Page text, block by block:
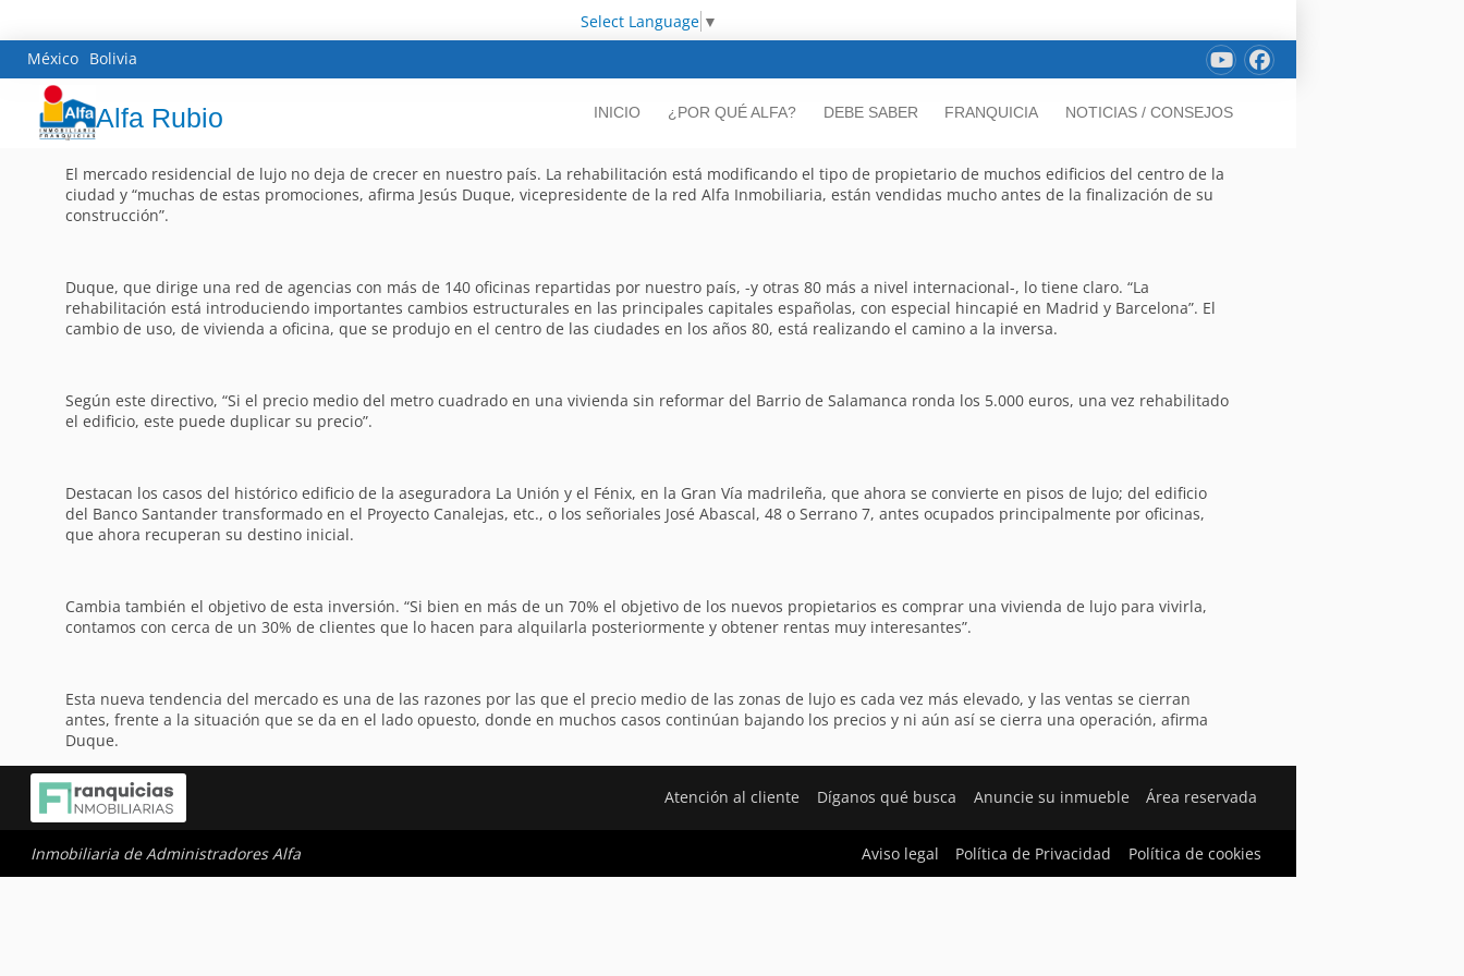
Select Language ▼
México Bolivia
Alfa Rubio INICIO ¿POR QUÉ ALFA? DEBE SABER FRANQUICIA NOTICIAS / CONSEJOS
El mercado residencial de lujo no deja de crecer en nuestro país. La rehabilitación está modificando el tipo de propietario de muchos edificios del centro de la
ciudad y “muchas de estas promociones, afirma Jesús Duque, vicepresidente de la red Alfa Inmobiliaria, están vendidas mucho antes de la finalización de su
construcción”.
Duque, que dirige una red de agencias con más de 140 oficinas repartidas por nuestro país, -y otras 80 más a nivel internacional-, lo tiene claro. “La
rehabilitación está introduciendo importantes cambios estructurales en las principales capitales españolas, con especial hincapié en Madrid y Barcelona”. El
cambio de uso, de vivienda a oficina, que se produjo en el centro de las ciudades en los años 80, está realizando el camino a la inversa.
Según este directivo, “Si el precio medio del metro cuadrado en una vivienda sin reformar del Barrio de Salamanca ronda los 5.000 euros, una vez rehabilitado
el edificio, este puede duplicar su precio”.
Destacan los casos del histórico edificio de la aseguradora La Unión y el Fénix, en la Gran Vía madrileña, que ahora se convierte en pisos de lujo; del edificio
del Banco Santander transformado en el Proyecto Canalejas, etc., o los señoriales José Abascal, 48 o Serrano 7, antes ocupados principalmente por oficinas,
que ahora recuperan su destino inicial.
Cambia también el objetivo de esta inversión. “Si bien en más de un 70% el objetivo de los nuevos propietarios es comprar una vivienda de lujo para vivirla,
contamos con cerca de un 30% de clientes que lo hacen para alquilarla posteriormente y obtener rentas muy interesantes”.
Esta nueva tendencia del mercado es una de las razones por las que el precio medio de las zonas de lujo es cada vez más elevado, y las ventas se cierran
antes, frente a la situación que se da en el lado opuesto, donde en muchos casos continúan bajando los precios y ni aún así se cierra una operación, afirma
Duque.
Atención al cliente Díganos qué busca Anuncie su inmueble Área reservada
Inmobiliaria de Administradores Alfa Aviso legal Política de Privacidad Política de cookies